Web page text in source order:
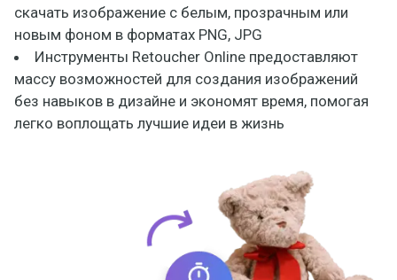
скачать изображение с белым, прозрачным или
новым фоном в форматах PNG, JPG
Инструменты Retoucher Online предоставляют
массу возможностей для создания изображений
без навыков в дизайне и экономят время, помогая
легко воплощать лучшие идеи в жизнь